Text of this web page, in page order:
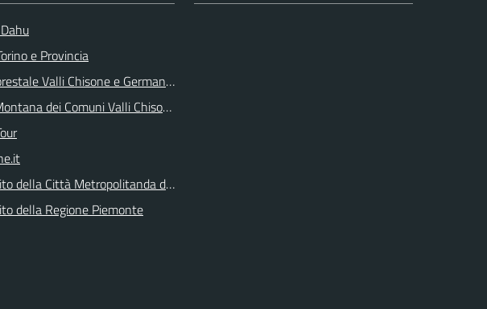
e Provincia
Valli Chisone e Germanasca
dei Comuni Valli Chisone e Germanasca
della Città Metropolitanda di Torino
della Regione Piemonte